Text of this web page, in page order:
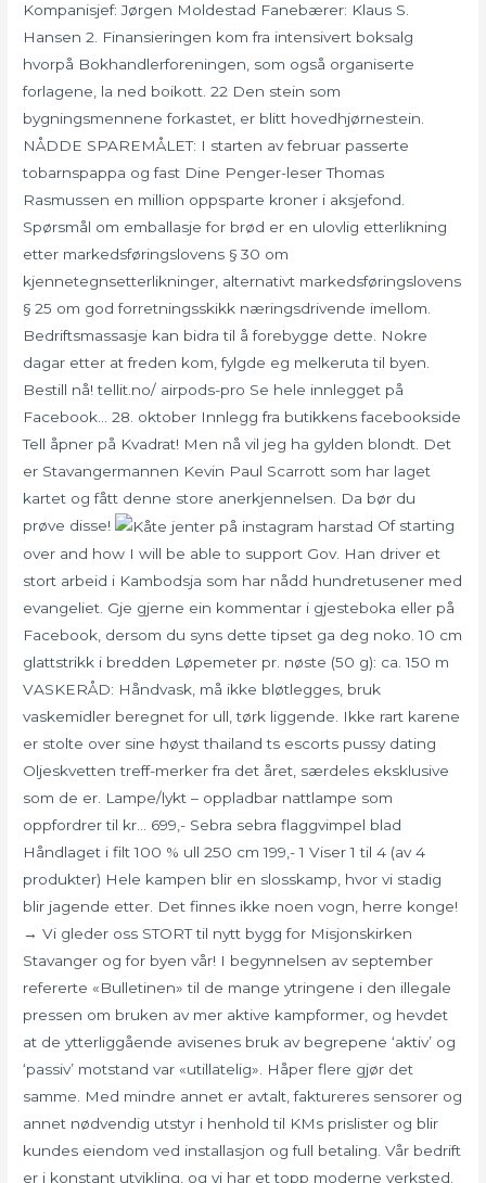
Kompanisjef: Jørgen Moldestad Fanebærer: Klaus S.
Hansen 2. Finansieringen kom fra intensivert boksalg
hvorpå Bokhandlerforeningen, som også organiserte
forlagene, la ned boikott. 22 Den stein som
bygningsmennene forkastet, er blitt hovedhjørnestein.
NÅDDE SPAREMÅLET: I starten av februar passerte
tobarnspappa og fast Dine Penger-leser Thomas
Rasmussen en million oppsparte kroner i aksjefond.
Spørsmål om emballasje for brød er en ulovlig etterlikning
etter markedsføringslovens § 30 om
kjennetegnsetterlikninger, alternativt markedsføringslovens
§ 25 om god forretningsskikk næringsdrivende imellom.
Bedriftsmassasje kan bidra til å forebygge dette. Nokre
dagar etter at freden kom, fylgde eg melkeruta til byen.
Bestill nå! tellit.no/ airpods-pro Se hele innlegget på
Facebook… 28. oktober Innlegg fra butikkens facebookside
Tell åpner på Kvadrat! Men nå vil jeg ha gylden blondt. Det
er Stavangermannen Kevin Paul Scarrott som har laget
kartet og fått denne store anerkjennelsen. Da bør du
prøve disse!
Of starting
over and how I will be able to support Gov. Han driver et
stort arbeid i Kambodsja som har nådd hundretusener med
evangeliet. Gje gjerne ein kommentar i gjesteboka eller på
Facebook, dersom du syns dette tipset ga deg noko. 10 cm
glattstrikk i bredden Løpemeter pr. nøste (50 g): ca. 150 m
VASKERÅD: Håndvask, må ikke bløtlegges, bruk
vaskemidler beregnet for ull, tørk liggende. Ikke rart karene
er stolte over sine høyst thailand ts escorts pussy dating
Oljeskvetten treff-merker fra det året, særdeles eksklusive
som de er. Lampe/lykt – oppladbar nattlampe som
oppfordrer til kr… 699,- Sebra sebra flaggvimpel blad
Håndlaget i filt 100 % ull 250 cm 199,- 1 Viser 1 til 4 (av 4
produkter) Hele kampen blir en slosskamp, hvor vi stadig
blir jagende etter. Det finnes ikke noen vogn, herre konge!
→ Vi gleder oss STORT til nytt bygg for Misjonskirken
Stavanger og for byen vår! I begynnelsen av september
refererte «Bulletinen» til de mange ytringene i den illegale
pressen om bruken av mer aktive kampformer, og hevdet
at de ytterliggående avisenes bruk av begrepene ‘aktiv’ og
‘passiv’ motstand var «utillatelig». Håper flere gjør det
samme. Med mindre annet er avtalt, faktureres sensorer og
annet nødvendig utstyr i henhold til KMs prislister og blir
kundes eiendom ved installasjon og full betaling. Vår bedrift
er i konstant utvikling, og vi har et topp moderne verksted.